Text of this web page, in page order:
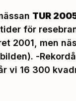
TUR
för
2001, men
-
vi 16 300